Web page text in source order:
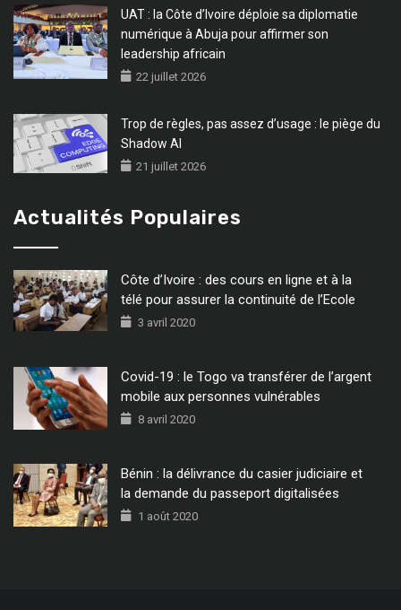
UAT : la Côte d’Ivoire déploie sa diplomatie
numérique à Abuja pour affirmer son
leadership africain
22 juillet 2026
Trop de règles, pas assez d’usage : le piège du
Shadow AI
21 juillet 2026
Actualités Populaires
Côte d’Ivoire : des cours en ligne et à la
télé pour assurer la continuité de l’Ecole
3 avril 2020
Covid-19 : le Togo va transférer de l’argent
mobile aux personnes vulnérables
8 avril 2020
Bénin : la délivrance du casier judiciaire et
la demande du passeport digitalisées
1 août 2020